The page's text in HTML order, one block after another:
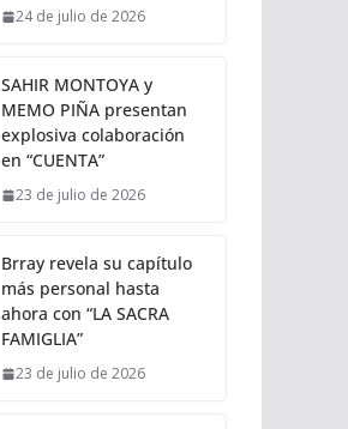
24 de julio de 2026
SAHIR MONTOYA y
MEMO PIÑA presentan
explosiva colaboración
en “CUENTA”
23 de julio de 2026
Brray revela su capítulo
más personal hasta
ahora con “LA SACRA
FAMIGLIA”
23 de julio de 2026